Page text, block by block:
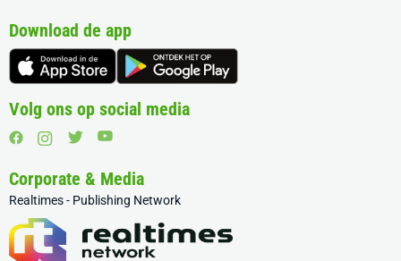
Download de app
Volg ons op social media
Corporate & Media
Realtimes - Publishing Network